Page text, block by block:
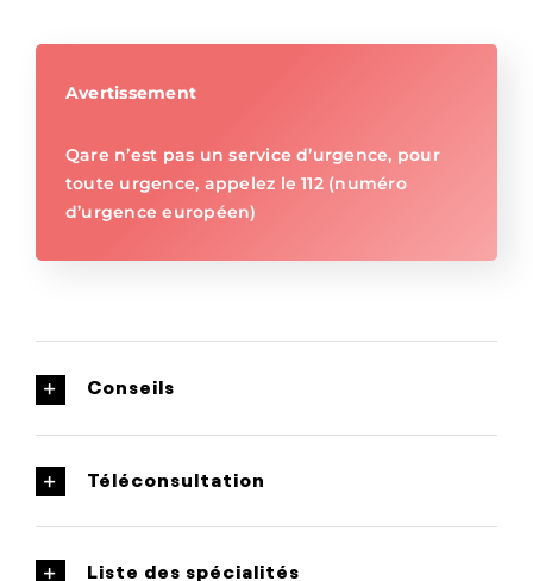
Avertissement
Qare n’est pas un service d’urgence, pour
toute urgence, appelez le 112 (numéro
d’urgence européen)
Conseils
Téléconsultation
Liste des spécialités